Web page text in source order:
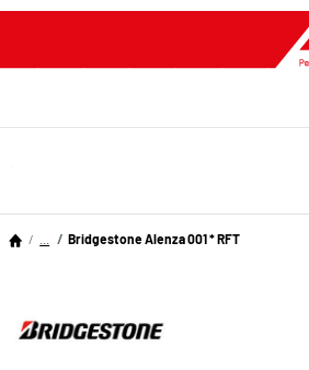
Bridgestone Alenza 001 * RFT